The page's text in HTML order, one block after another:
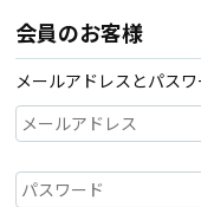
会員のお客様
メールアドレスとパス